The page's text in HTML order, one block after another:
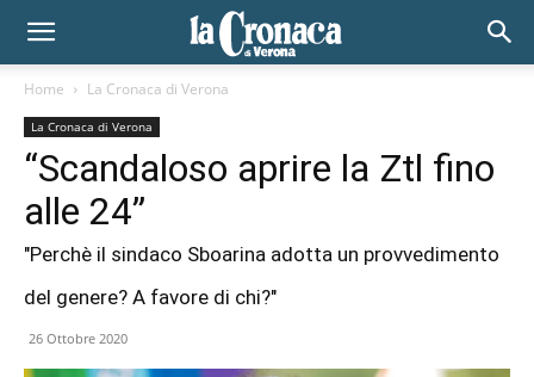
Home La Cronaca di Verona
La Cronaca di Verona
“Scandaloso aprire la Ztl fino
alle 24”
"Perchè il sindaco Sboarina adotta un provvedimento
del genere? A favore di chi?"
26 Ottobre 2020